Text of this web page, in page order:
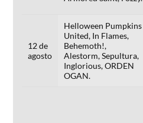
12 de
agosto
Helloween Pumpkins
United, In Flames,
Behemoth!,
Alestorm, Sepultura,
Inglorious, ORDEN
OGAN.